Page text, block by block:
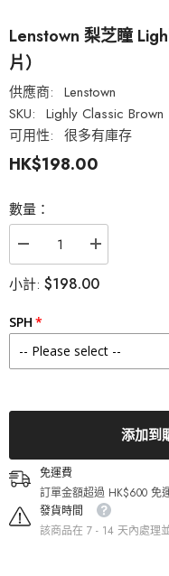
Lenstown 梨芝瞳
片）
供應商: Lenstown
SKU: Lighly Classic
可用性: 很多有庫存
HK$198.00
數量：
Lenstown
芝
瞳
Lighly
瞳
（20
片）
數
量
增
Lenstown
瞳
Lighly
瞳
（20
的
數
量
小計: $198.00
SPH
添加到
免運費
訂單金額超過 HK$600 免
發貨時間
該商品在 7 - 14 天內處理